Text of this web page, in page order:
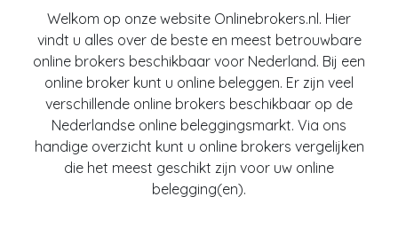
Welkom op onze website Onlinebrokers.nl. Hier
vindt u alles over de beste en meest betrouwbare
online brokers beschikbaar voor Nederland. Bij een
online broker kunt u online beleggen. Er zijn veel
verschillende online brokers beschikbaar op de
Nederlandse online beleggingsmarkt. Via ons
handige overzicht kunt u online brokers vergelijken
die het meest geschikt zijn voor uw online
belegging(en).